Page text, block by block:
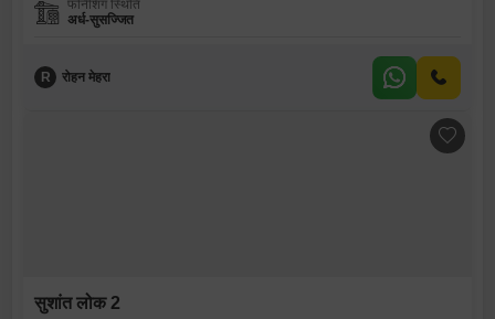
फर्निशिंग स्थिति
अर्ध-सुसज्जित
R रोहन मेहरा
सुशांत लोक 2